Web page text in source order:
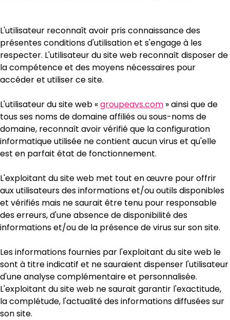
L'utilisateur reconnaît avoir pris connaissance des
présentes conditions d'utilisation et s'engage à les
respecter. L'utilisateur du site web reconnaît disposer de
la compétence et des moyens nécessaires pour
accéder et utiliser ce site.
L'utilisateur du site web «groupeavs.com » ainsi que de
tous ses noms de domaine affiliés ou sous-noms de
domaine, reconnaît avoir vérifié que la configuration
informatique utilisée ne contient aucun virus et qu'elle
est en parfait état de fonctionnement.
L'exploitant du site web met tout en œuvre pour offrir
aux utilisateurs des informations et/ou outils disponibles
et vérifiés mais ne saurait être tenu pour responsable
des erreurs, d'une absence de disponibilité des
informations et/ou de la présence de virus sur son site.
Les informations fournies par l'exploitant du site web le
sont à titre indicatif et ne sauraient dispenser l'utilisateur
d'une analyse complémentaire et personnalisée.
L'exploitant du site web ne saurait garantir l'exactitude,
la complétude, l'actualité des informations diffusées sur
son site.